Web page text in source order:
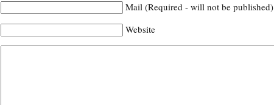
Mail (Required - will not be published)
Website